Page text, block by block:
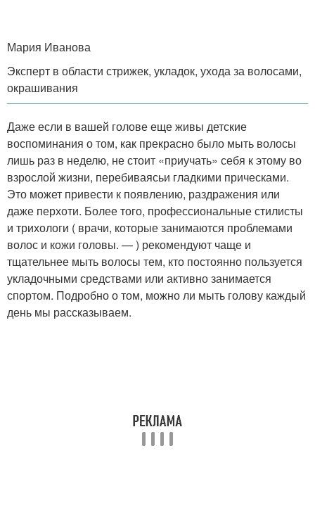
Мария Иванова
Эксперт в области стрижек, укладок, ухода за волосами,
окрашивания
Даже если в вашей голове еще живы детские
воспоминания о том, как прекрасно было мыть волосы
лишь раз в неделю, не стоит «приучать» себя к этому во
взрослой жизни, перебиваясьи гладкими прическами.
Это может привести к появлению, раздражения или
даже перхоти. Более того, профессиональные стилисты
и трихологи ( врачи, которые занимаются проблемами
волос и кожи головы. — ) рекомендуют чаще и
тщательнее мыть волосы тем, кто постоянно пользуется
укладочными средствами или активно занимается
спортом. Подробно о том, можно ли мыть голову каждый
день мы рассказываем.